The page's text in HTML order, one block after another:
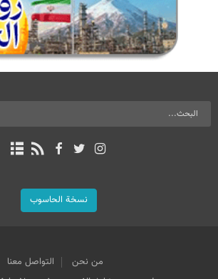
نسخة الحاسوب
من نحن
التواصل معنا